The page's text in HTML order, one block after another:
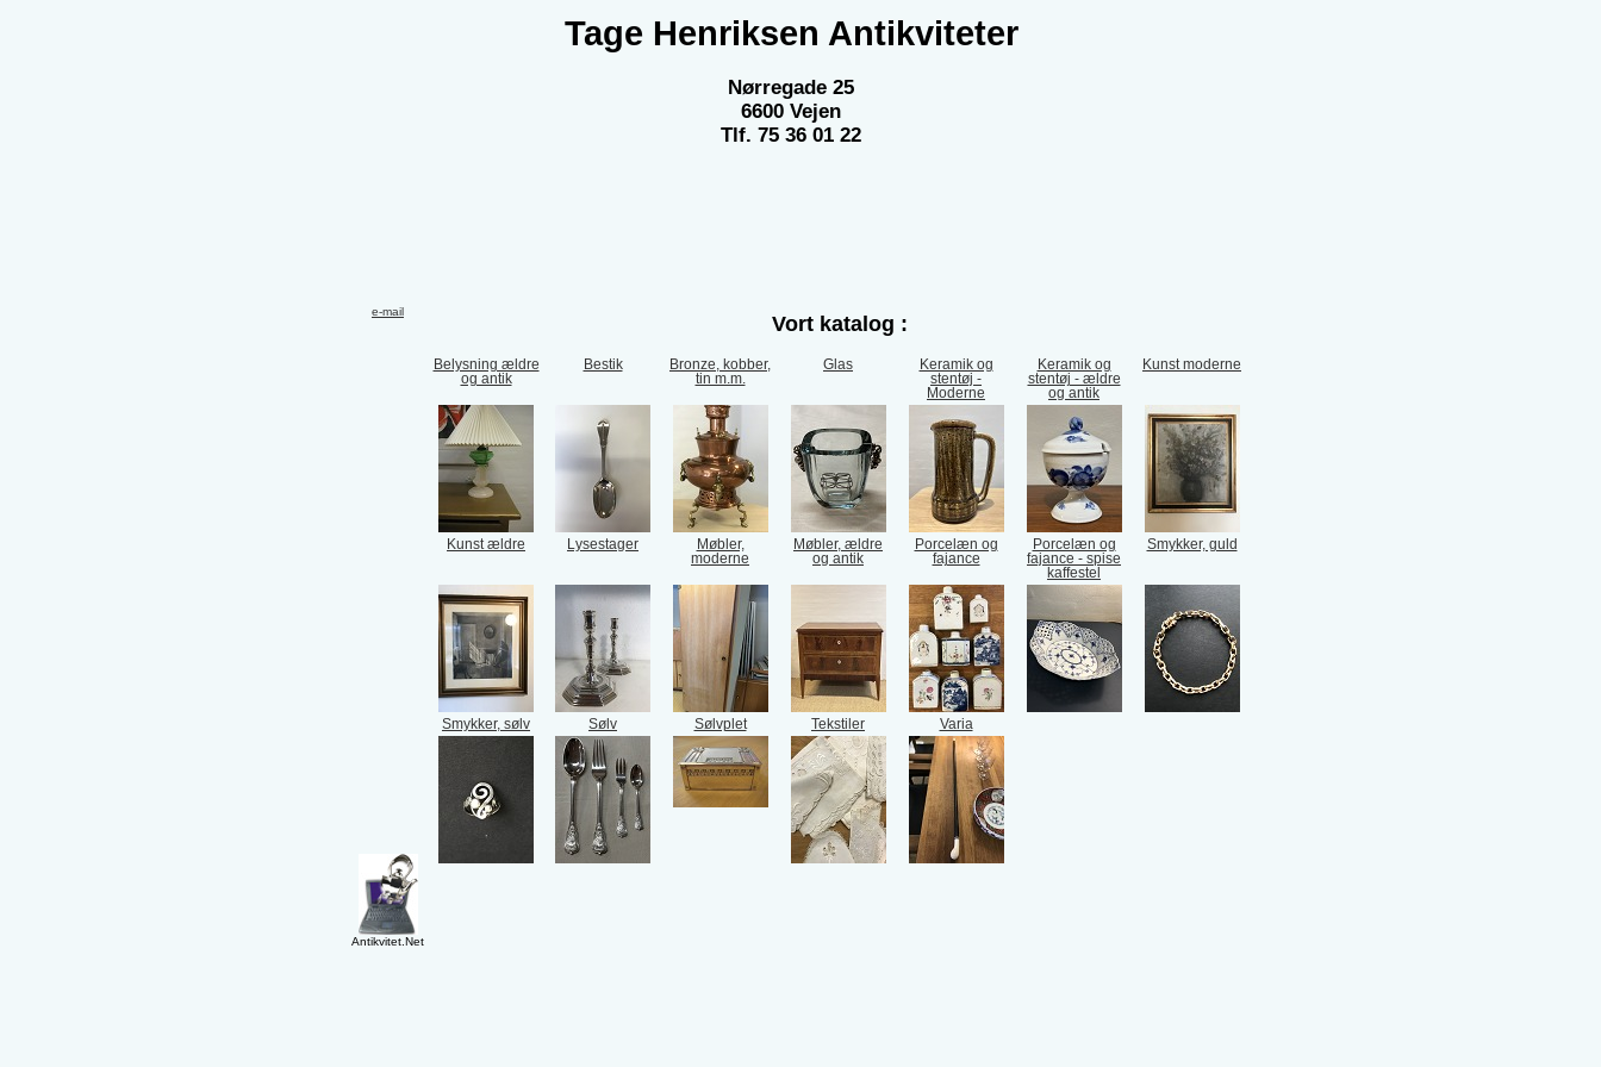
e-mail
Antikvitet.Net
Tage Henriksen Antikviteter
Nørregade 25
6600 Vejen
Tlf. 75 36 01 22
Vort katalog :
Belysning ældre
og antik
Bestik
Bronze, kobber,
tin m.m.
Glas
Keramik og
stentøj -
Moderne
Keramik og
stentøj - ældre
og antik
Kunst moderne
Kunst ældre Lysestager
Møbler,
moderne
Møbler, ældre
og antik
Porcelæn og
fajance
Porcelæn og
fajance - spise
kaffestel
Smykker, guld
Smykker, sølv Sølv Sølvplet Tekstiler Varia